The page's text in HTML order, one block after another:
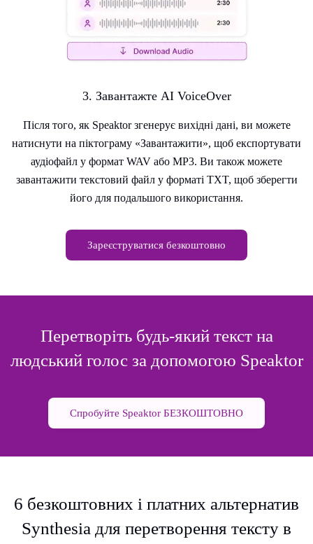
3. Завантажте AI VoiceOver
Після того, як Speaktor згенерує вихідні дані, ви можете
натиснути на піктограму «Завантажити», щоб експортувати
аудіофайл у формат WAV або MP3. Ви також можете
завантажити текстовий файл у форматі TXT, щоб зберегти
його для подальшого використання.
Зареєструватися безкоштовно
Перетворіть будь-який текст на
людський голос за допомогою Speaktor
Спробуйте Speaktor БЕЗКОШТОВНО
6 безкоштовних і платних альтернатив
Synthesia для перетворення тексту в